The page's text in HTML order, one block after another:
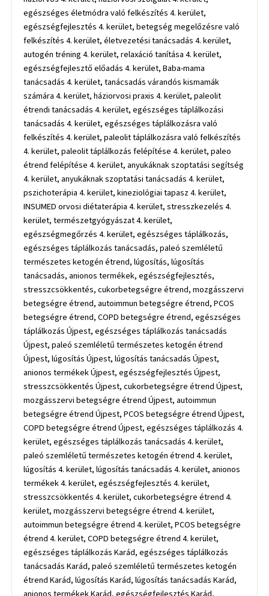
egészséges életmódra való felkészítés 4. kerület,
egészségfejlesztés 4. kerület, betegség megelőzésre való
felkészítés 4. kerület, életvezetési tanácsadás 4. kerület,
autogén tréning 4. kerület, relaxáció tanítása 4. kerület,
egészségfejlesztő előadás 4. kerület, Baba-mama
tanácsadás 4. kerület, tanácsadás várandós kismamák
számára 4. kerület, háziorvosi praxis 4. kerület, paleolit
étrendi tanácsadás 4. kerület, egészséges táplálkozási
tanácsadás 4. kerület, egészséges táplálkozásra való
felkészítés 4. kerület, paleolit táplálkozásra való felkészítés
4. kerület, paleolit táplálkozás felépítése 4. kerület, paleo
étrend felépítése 4. kerület, anyukáknak szoptatási segítség
4. kerület, anyukáknak szoptatási tanácsadás 4. kerület,
pszichoterápia 4. kerület, kineziológiai tapasz 4. kerület,
INSUMED orvosi diétaterápia 4. kerület, stresszkezelés 4.
kerület, természetgyógyászat 4. kerület,
egészségmegőrzés 4. kerület, egészséges táplálkozás,
egészséges táplálkozás tanácsadás, paleó szemléletű
természetes ketogén étrend, lúgosítás, lúgosítás
tanácsadás, anionos termékek, egészségfejlesztés,
stresszcsökkentés, cukorbetegségre étrend, mozgásszervi
betegségre étrend, autoimmun betegségre étrend, PCOS
betegségre étrend, COPD betegségre étrend, egészséges
táplálkozás Újpest, egészséges táplálkozás tanácsadás
Újpest, paleó szemléletű természetes ketogén étrend
Újpest, lúgosítás Újpest, lúgosítás tanácsadás Újpest,
anionos termékek Újpest, egészségfejlesztés Újpest,
stresszcsökkentés Újpest, cukorbetegségre étrend Újpest,
mozgásszervi betegségre étrend Újpest, autoimmun
betegségre étrend Újpest, PCOS betegségre étrend Újpest,
COPD betegségre étrend Újpest, egészséges táplálkozás 4.
kerület, egészséges táplálkozás tanácsadás 4. kerület,
paleó szemléletű természetes ketogén étrend 4. kerület,
lúgosítás 4. kerület, lúgosítás tanácsadás 4. kerület, anionos
termékek 4. kerület, egészségfejlesztés 4. kerület,
stresszcsökkentés 4. kerület, cukorbetegségre étrend 4.
kerület, mozgásszervi betegségre étrend 4. kerület,
autoimmun betegségre étrend 4. kerület, PCOS betegségre
étrend 4. kerület, COPD betegségre étrend 4. kerület,
egészséges táplálkozás Karád, egészséges táplálkozás
tanácsadás Karád, paleó szemléletű természetes ketogén
étrend Karád, lúgosítás Karád, lúgosítás tanácsadás Karád,